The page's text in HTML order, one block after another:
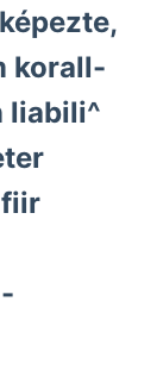
korall-
fiir